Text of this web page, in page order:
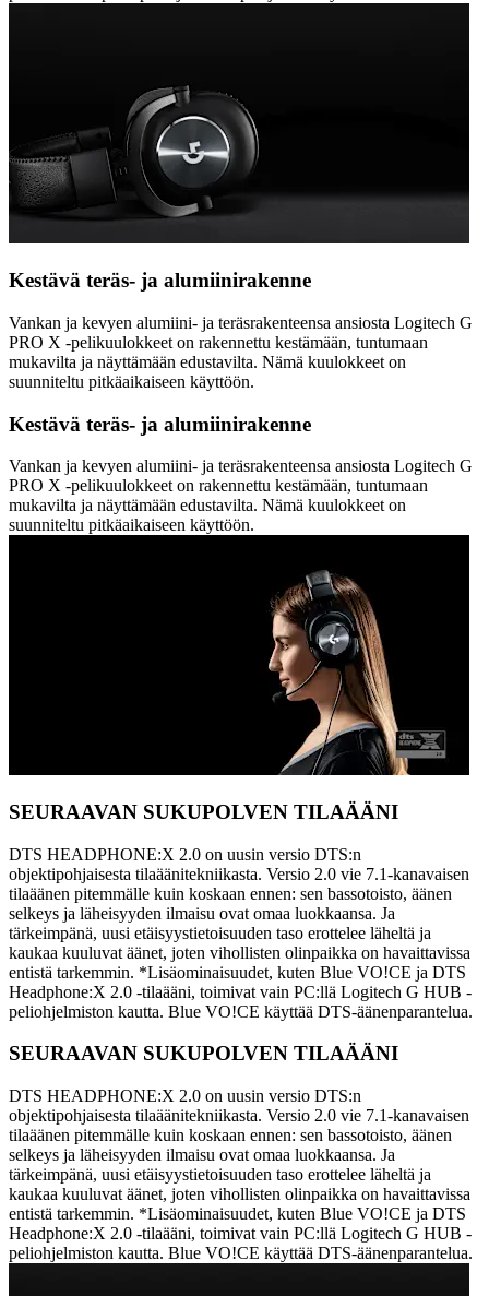
Kestävä teräs- ja alumiinirakenne
Vankan ja kevyen alumiini- ja teräsrakenteensa ansiosta Logitech G
PRO X -pelikuulokkeet on rakennettu kestämään, tuntumaan
mukavilta ja näyttämään edustavilta. Nämä kuulokkeet on
suunniteltu pitkäaikaiseen käyttöön.
Kestävä teräs- ja alumiinirakenne
Vankan ja kevyen alumiini- ja teräsrakenteensa ansiosta Logitech G
PRO X -pelikuulokkeet on rakennettu kestämään, tuntumaan
mukavilta ja näyttämään edustavilta. Nämä kuulokkeet on
suunniteltu pitkäaikaiseen käyttöön.
SEURAAVAN SUKUPOLVEN TILAÄÄNI
DTS HEADPHONE:X 2.0 on uusin versio DTS:n
objektipohjaisesta tilaäänitekniikasta. Versio 2.0 vie 7.1-kanavaisen
tilaäänen pitemmälle kuin koskaan ennen: sen bassotoisto, äänen
selkeys ja läheisyyden ilmaisu ovat omaa luokkaansa. Ja
tärkeimpänä, uusi etäisyystietoisuuden taso erottelee läheltä ja
kaukaa kuuluvat äänet, joten vihollisten olinpaikka on havaittavissa
entistä tarkemmin. *Lisäominaisuudet, kuten Blue VO!CE ja DTS
Headphone:X 2.0 -tilaääni, toimivat vain PC:llä Logitech G HUB -
peliohjelmiston kautta. Blue VO!CE käyttää DTS-äänenparantelua.
SEURAAVAN SUKUPOLVEN TILAÄÄNI
DTS HEADPHONE:X 2.0 on uusin versio DTS:n
objektipohjaisesta tilaäänitekniikasta. Versio 2.0 vie 7.1-kanavaisen
tilaäänen pitemmälle kuin koskaan ennen: sen bassotoisto, äänen
selkeys ja läheisyyden ilmaisu ovat omaa luokkaansa. Ja
tärkeimpänä, uusi etäisyystietoisuuden taso erottelee läheltä ja
kaukaa kuuluvat äänet, joten vihollisten olinpaikka on havaittavissa
entistä tarkemmin. *Lisäominaisuudet, kuten Blue VO!CE ja DTS
Headphone:X 2.0 -tilaääni, toimivat vain PC:llä Logitech G HUB -
peliohjelmiston kautta. Blue VO!CE käyttää DTS-äänenparantelua.